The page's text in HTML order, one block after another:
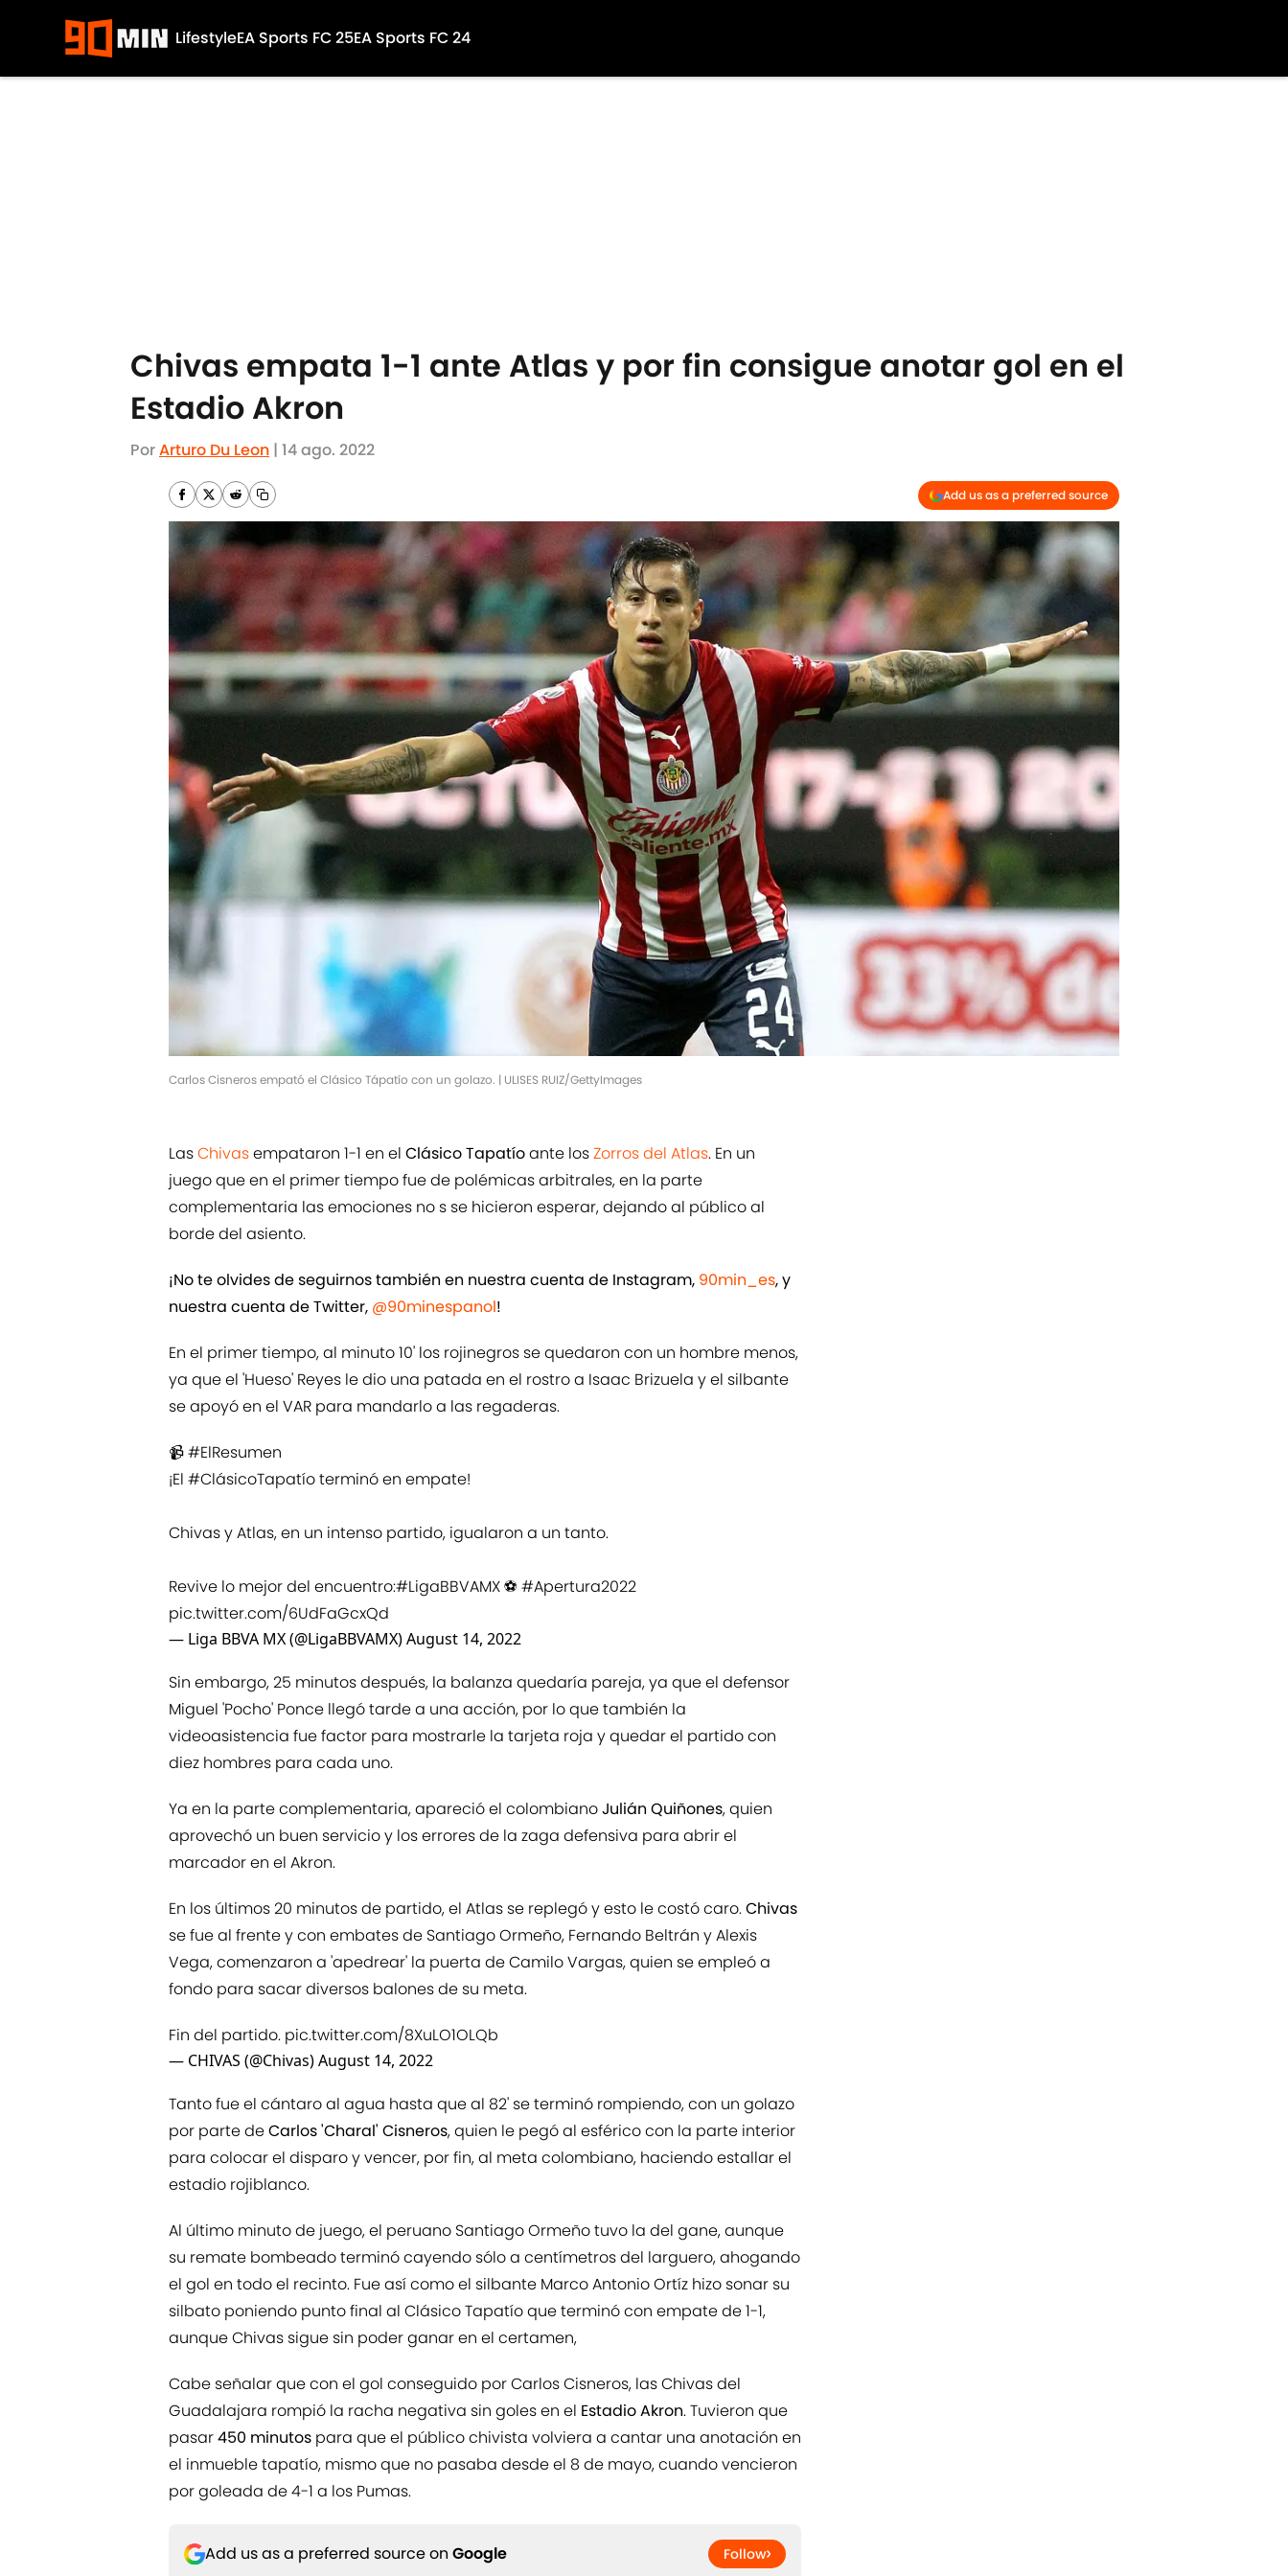
LifestyleEA Sports FC 25EA Sports FC 24
Chivas empata 1-1 ante Atlas y por fin consigue anotar gol en el
Estadio Akron
PorArturo Du Leon | 14 ago. 2022
Add us as a preferred source
Carlos Cisneros empató el Clásico Tápatío con un golazo. | ULISES RUIZ/GettyImages
LasChivasempataron 1-1 en el Clásico Tapatíoante losZorros del Atlas. En un
juego que en el primer tiempo fue de polémicas arbitrales, en la parte
complementaria las emociones no s se hicieron esperar, dejando al público al
borde del asiento.
¡No te olvides de seguirnos también en nuestra cuenta de Instagram, 90min_es, y
nuestra cuenta de Twitter, @90minespanol!
En el primer tiempo, al minuto 10' los rojinegros se quedaron con un hombre menos,
ya que el 'Hueso' Reyes le dio una patada en el rostro a Isaac Brizuela y el silbante
se apoyó en el VAR para mandarlo a las regaderas.
📹#ElResumen
¡El #ClásicoTapatíoterminó en empate!
Chivas y Atlas, en un intenso partido, igualaron a un tanto.
Revive lo mejor del encuentro:#LigaBBVAMX⚽ #Apertura2022
pic.twitter.com/6UdFaGcxQd
— Liga BBVA MX (@LigaBBVAMX)August 14, 2022
Sin embargo, 25 minutos después, la balanza quedaría pareja, ya que el defensor
Miguel 'Pocho' Ponce llegó tarde a una acción, por lo que también la
videoasistencia fue factor para mostrarle la tarjeta roja y quedar el partido con
diez hombres para cada uno.
Ya en la parte complementaria, apareció el colombianoJulián Quiñones, quien
aprovechó un buen servicio y los errores de la zaga defensiva para abrir el
marcador en el Akron.
En los últimos 20 minutos de partido, el Atlas se replegó y esto le costó caro.Chivas
se fue al frente y con embates de Santiago Ormeño, Fernando Beltrán y Alexis
Vega, comenzaron a 'apedrear' la puerta de Camilo Vargas, quien se empleó a
fondo para sacar diversos balones de su meta.
Fin del partido. pic.twitter.com/8XuLO1OLQb
— CHIVAS (@Chivas)August 14, 2022
Tanto fue el cántaro al agua hasta que al 82' se terminó rompiendo, con un golazo
por parte deCarlos 'Charal' Cisneros, quien le pegó al esférico con la parte interior
para colocar el disparo y vencer, por fin, al meta colombiano, haciendo estallar el
estadio rojiblanco.
Al último minuto de juego, el peruano Santiago Ormeño tuvo la del gane, aunque
su remate bombeado terminó cayendo sólo a centímetros del larguero, ahogando
el gol en todo el recinto. Fue así como el silbante Marco Antonio Ortíz hizo sonar su
silbato poniendo punto final al Clásico Tapatío que terminó con empate de 1-1,
aunque Chivas sigue sin poder ganar en el certamen,
Cabe señalar que con el gol conseguido por Carlos Cisneros, las Chivas del
Guadalajara rompió la racha negativa sin goles en el Estadio Akron. Tuvieron que
pasar450 minutos para que el público chivista volviera a cantar una anotación en
el inmueble tapatío, mismo que no pasaba desde el 8 de mayo, cuando vencieron
por goleada de 4-1 a los Pumas.
Add us as a preferred source on Google Follow